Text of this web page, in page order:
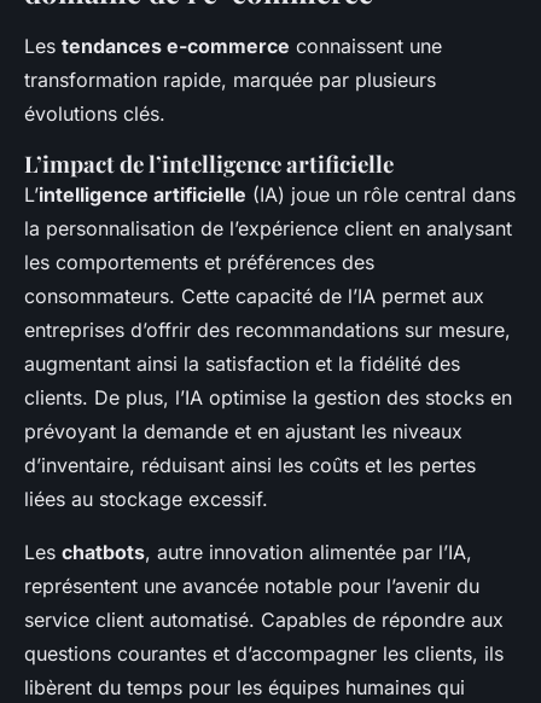
Les tendances e-commerce connaissent une
transformation rapide, marquée par plusieurs
évolutions clés.
L’impact de l’intelligence artificielle
L’intelligence artificielle (IA) joue un rôle central dans
la personnalisation de l’expérience client en analysant
les comportements et préférences des
consommateurs. Cette capacité de l’IA permet aux
entreprises d’offrir des recommandations sur mesure,
augmentant ainsi la satisfaction et la fidélité des
clients. De plus, l’IA optimise la gestion des stocks en
prévoyant la demande et en ajustant les niveaux
d’inventaire, réduisant ainsi les coûts et les pertes
liées au stockage excessif.
Les chatbots, autre innovation alimentée par l’IA,
représentent une avancée notable pour l’avenir du
service client automatisé. Capables de répondre aux
questions courantes et d’accompagner les clients, ils
libèrent du temps pour les équipes humaines qui